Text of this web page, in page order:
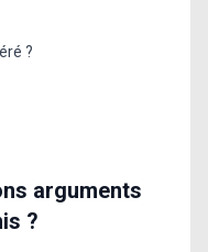
?
arguments
?